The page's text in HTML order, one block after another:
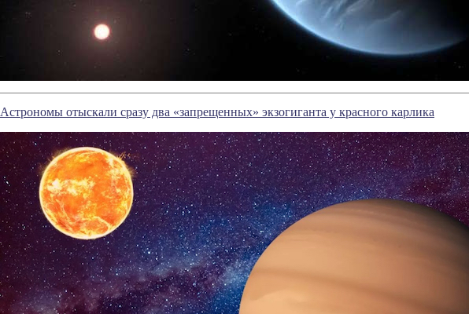
Астрономы отыскали сразу два «запрещенных» экзогиганта у красного карлика